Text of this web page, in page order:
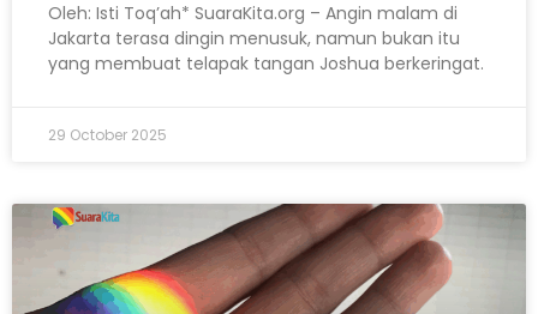
Oleh: Isti Toq’ah* SuaraKita.org – Angin malam di
Jakarta terasa dingin menusuk, namun bukan itu
yang membuat telapak tangan Joshua berkeringat.
29 October 2025